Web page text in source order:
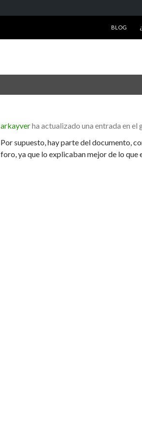
BLOG
arkayverha actualizado una entrada en el
Por supuesto, hay parte del documento,
foro, ya que lo explicaban mejor de lo que